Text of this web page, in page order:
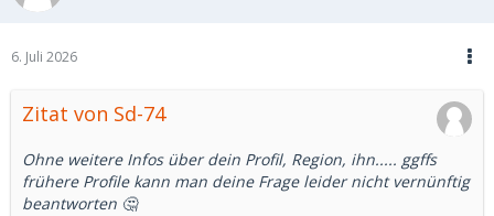
6. Juli 2026
Zitat von Sd-74
Ohne weitere Infos über dein Profil, Region, ihn..... ggffs
frühere Profile kann man deine Frage leider nicht vernünftig
beantworten 🤔